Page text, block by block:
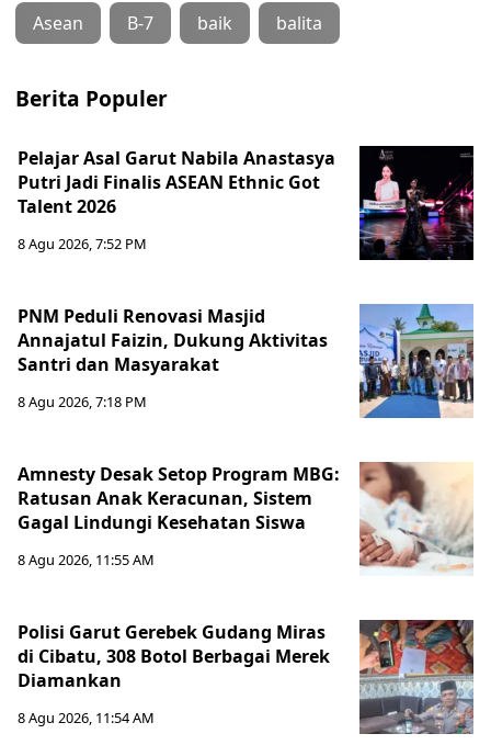
Asean B-7 baik balita
Berita Populer
Pelajar Asal Garut Nabila Anastasya
Putri Jadi Finalis ASEAN Ethnic Got
Talent 2026
8 Agu 2026, 7:52 PM
PNM Peduli Renovasi Masjid
Annajatul Faizin, Dukung Aktivitas
Santri dan Masyarakat
8 Agu 2026, 7:18 PM
Amnesty Desak Setop Program MBG:
Ratusan Anak Keracunan, Sistem
Gagal Lindungi Kesehatan Siswa
8 Agu 2026, 11:55 AM
Polisi Garut Gerebek Gudang Miras
di Cibatu, 308 Botol Berbagai Merek
Diamankan
8 Agu 2026, 11:54 AM